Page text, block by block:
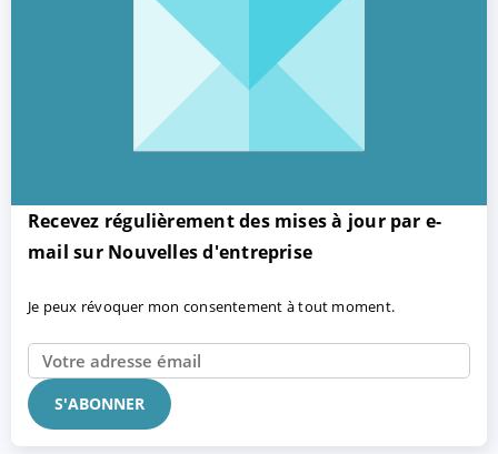
Recevez régulièrement des mises à jour par e-
mail sur Nouvelles d'entreprise
Je peux révoquer mon consentement à tout moment.